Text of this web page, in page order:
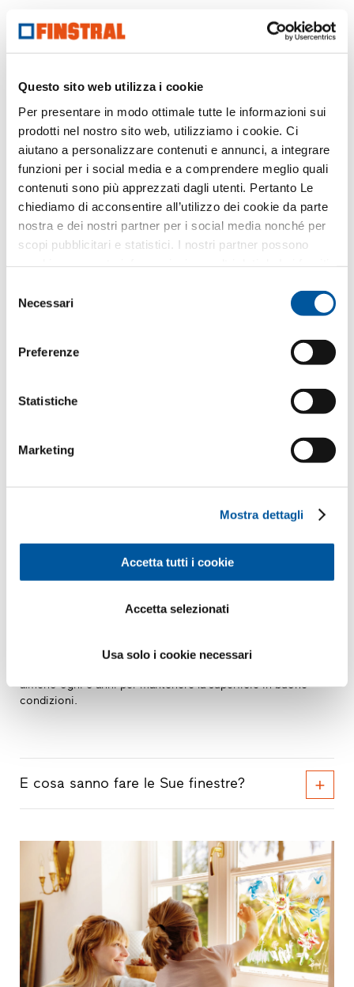
Questo sito web utilizza i cookie
Per presentare in modo ottimale tutte le informazioni sui
prodotti nel nostro sito web, utilizziamo i cookie. Ci
aiutano a personalizzare contenuti e annunci, a integrare
funzioni per i social media e a comprendere meglio quali
contenuti sono più apprezzati dagli utenti. Pertanto Le
chiediamo di acconsentire all’utilizzo dei cookie da parte
nostra e dei nostri partner per i social media nonché per
scopi pubblicitari e statistici. I nostri partner possono
delNecessari
Preferenze
Statistiche
Marketing
Mostra dettagli
Accetta tutti i cookie
Accetta selezionati
Usa solo i cookie necessari
Sempre sicuri. In oltre l’80 per cento dei casi di furto in
non adeguatamente protetto.
almeno ogni 5 anni per mantenere la superficie in buone
condizioni.
E cosa sanno fare le Sue finestre?